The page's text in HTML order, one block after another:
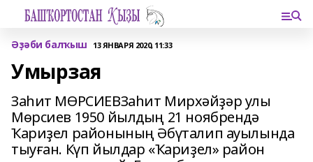
Әҙәби балҡыш 13 ЯНВАРЯ 2020, 11:33
Умырзая
Заһит МӨРСИЕВЗаһит Мирхәйҙәр улы
Мөрсиев 1950 йылдың 21 ноябрендә
Ҡариҙел районының Әбүталип ауылында
тыуған. Күп йылдар «Ҡариҙел» район